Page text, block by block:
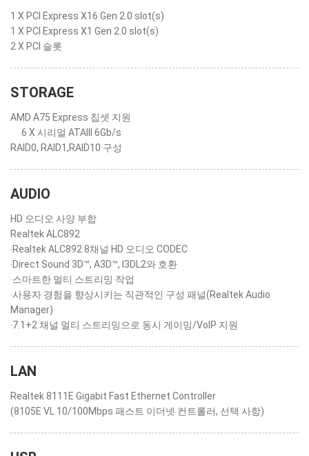
1 X PCI Express X16 Gen 2.0 slot(s)
1 X PCI Express X1 Gen 2.0 slot(s)
2 X PCI 슬롯
STORAGE
AMD A75 Express 칩셋 지원
6 X 시리얼 ATAIII 6Gb/s
RAID0, RAID1,RAID10 구성
AUDIO
HD 오디오 사양 부합
Realtek ALC892
‧Realtek ALC892 8채널 HD 오디오 CODEC
‧Direct Sound 3D™, A3D™, I3DL2와 호환
‧스마트한 멀티 스트리밍 작업
‧사용자 경험을 향상시키는 직관적인 구성 패널(Realtek Audio
Manager)
‧7.1+2 채널 멀티 스트리밍으로 동시 게이밍/VoIP 지원
LAN
Realtek 8111E Gigabit Fast Ethernet Controller
(8105E VL 10/100Mbps 패스트 이더넷 컨트롤러, 선택 사항)